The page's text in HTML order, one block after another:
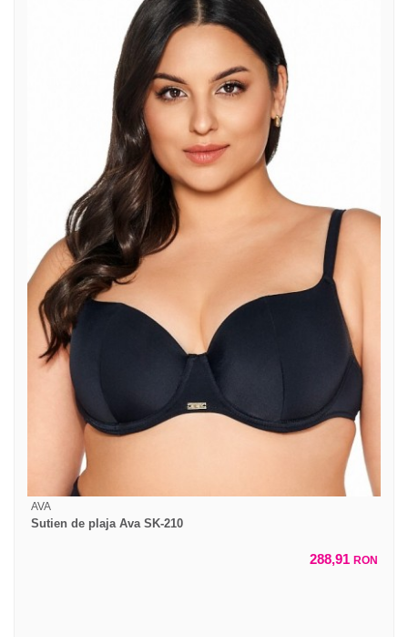
AVA
Sutien de plaja Ava SK-210
288,91 RON